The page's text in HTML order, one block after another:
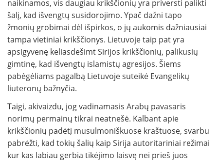
naikinamos, vis daugiau krikščionių yra priversti palikti
šalį, kad išvengtų susidorojimo. Ypač dažni tapo
žmonių grobimai dėl išpirkos, o jų aukomis dažniausiai
tampa vietiniai krikščionys. Lietuvoje taip pat yra
apsigyvenę keliasdešimt Sirijos krikščionių, palikusių
gimtinę, kad išvengtų islamistų agresijos. Šiems
pabėgėliams pagalbą Lietuvoje suteikė Evangelikų
liuteronų bažnyčia.
Taigi, akivaizdu, jog vadinamasis Arabų pavasaris
norimų permainų tikrai neatnešė. Kalbant apie
krikščionių padėtį musulmoniškuose kraštuose, svarbu
pabrėžti, kad tokių šalių kaip Sirija autoritariniai režimai
kur kas labiau gerbia tikėjimo laisvę nei prieš juos